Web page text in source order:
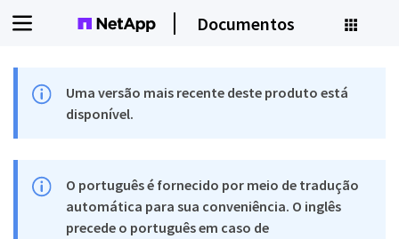
Documentos
Uma versão mais recente deste produto está
disponível.
O português é fornecido por meio de tradução
automática para sua conveniência. O inglês
precede o português em caso de